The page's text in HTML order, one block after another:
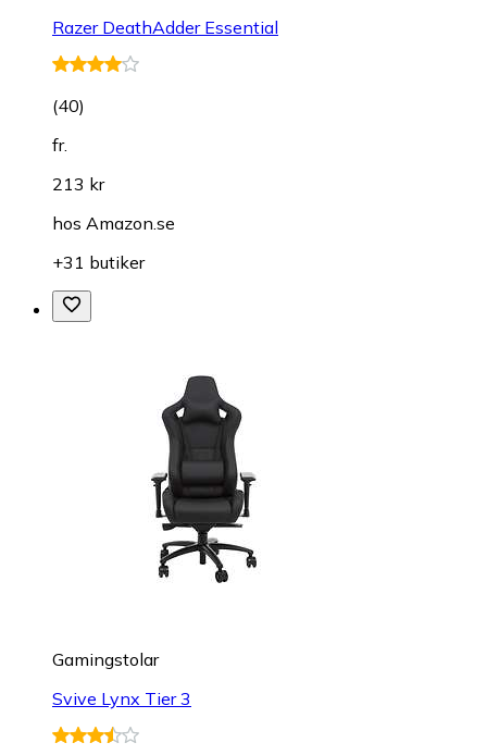
Razer DeathAdder Essential
(40)
fr.
213 kr
hos Amazon.se
+31 butiker
Gamingstolar
Svive Lynx Tier 3